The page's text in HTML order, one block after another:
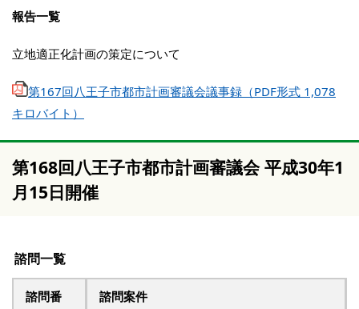
報告一覧
立地適正化計画の策定について
第167回八王子市都市計画審議会議事録（PDF形式 1,078
キロバイト）
第168回八王子市都市計画審議会 平成30年1
月15日開催
諮問一覧
諮問番
諮問案件